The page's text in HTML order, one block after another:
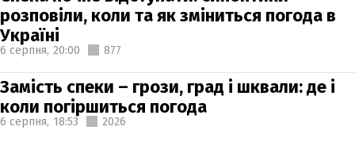
розповіли, коли та як зміниться погода в
Україні
6 серпня, 20:00 877
Замість спеки – грози, град і шквали: де і
коли погіршиться погода
6 серпня, 18:53 2026